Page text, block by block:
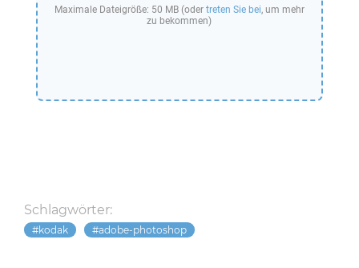
Maximale Dateigröße: 50 MB (oder treten Sie bei, um mehr
zu bekommen)
Schlagwörter:
kodak adobe-photoshop